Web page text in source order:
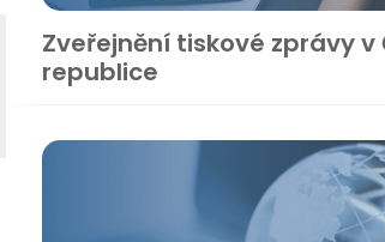
Zveřejnění tiskové zprávy v
republice